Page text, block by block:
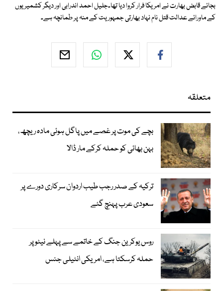
بجائے قابض بھارت نے امریکا فرار کروا دیا تھا۔جلیل احمد اندرابی اور دیگر کشمیریوں
کے ماورائے عدالت قتل نام نہاد بھارتی جمہوریت کے منہ پر طمانچہ ہے۔
متعلقہ
بچے کی موت پر غصے میں پاگل ہوئی مادہ ریچھ،
بہن بھائی کو حملہ کرکے مار ڈالا
ترکیہ کے صدر رجب طیب اردوان سرکاری دورے پر
سعودی عرب پہنچ گئے
روس یوکرین جنگ کے خاتمے سے پہلے نیٹو پر
حملہ کرسکتا ہے، امریکی انٹیلی جنس